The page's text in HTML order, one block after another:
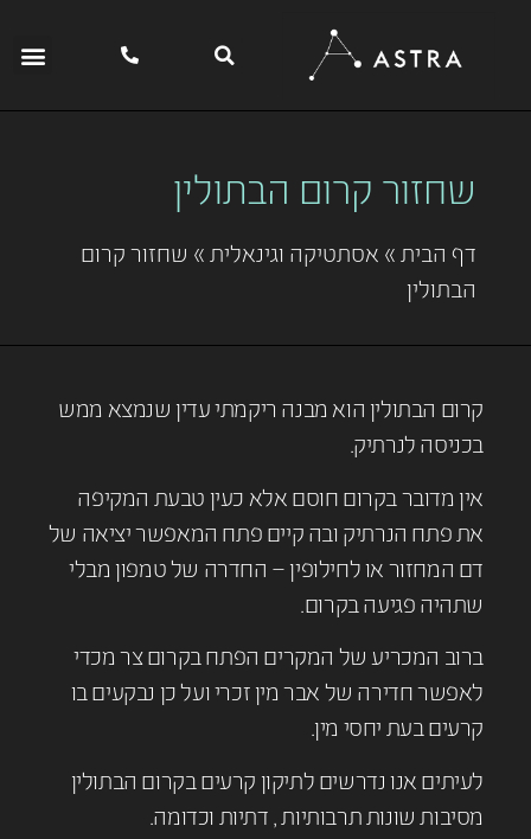
שחזור קרום הבתולין
דף הבית » אסתטיקה וגינאלית » שחזור קרום
הבתולין
קרום הבתולין הוא מבנה ריקמתי עדין שנמצא ממש
בכניסה לנרתיק.
אין מדובר בקרום חוסם אלא כעין טבעת המקיפה
את פתח הנרתיק ובה קיים פתח המאפשר יציאה של
דם המחזור או לחילופין – החדרה של טמפון מבלי
שתהיה פגיעה בקרום.
ברוב המכריע של המקרים הפתח בקרום צר מכדי
לאפשר חדירה של אבר מין זכרי ועל כן נבקעים בו
קרעים בעת יחסי מין.
לעיתים אנו נדרשים לתיקון קרעים בקרום הבתולין
מסיבות שונות תרבותיות , דתיות וכדומה.